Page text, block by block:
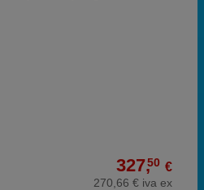
327,50 €
270,66 € iva ex